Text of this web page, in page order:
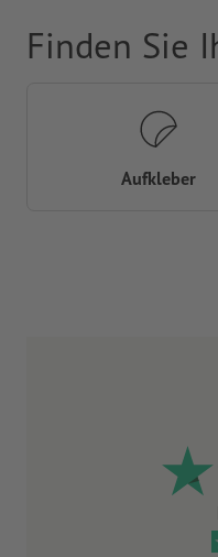
Finden Sie
Aufkleber